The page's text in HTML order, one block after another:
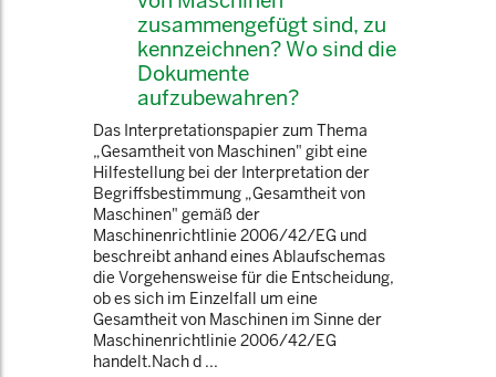
zusammengefügt sind, zu
kennzeichnen? Wo sind die
Dokumente
aufzubewahren?
Das Interpretationspapier zum Thema
„Gesamtheit von Maschinen" gibt eine
Hilfestellung bei der Interpretation der
Begriffsbestimmung „Gesamtheit von
Maschinen" gemäß der
Maschinenrichtlinie 2006/42/EG und
beschreibt anhand eines Ablaufschemas
die Vorgehensweise für die Entscheidung,
ob es sich im Einzelfall um eine
Gesamtheit von Maschinen im Sinne der
Maschinenrichtlinie 2006/42/EG
handelt.Nach d ...